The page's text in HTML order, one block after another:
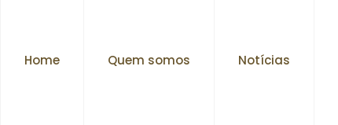
Home Quem somos Notícias